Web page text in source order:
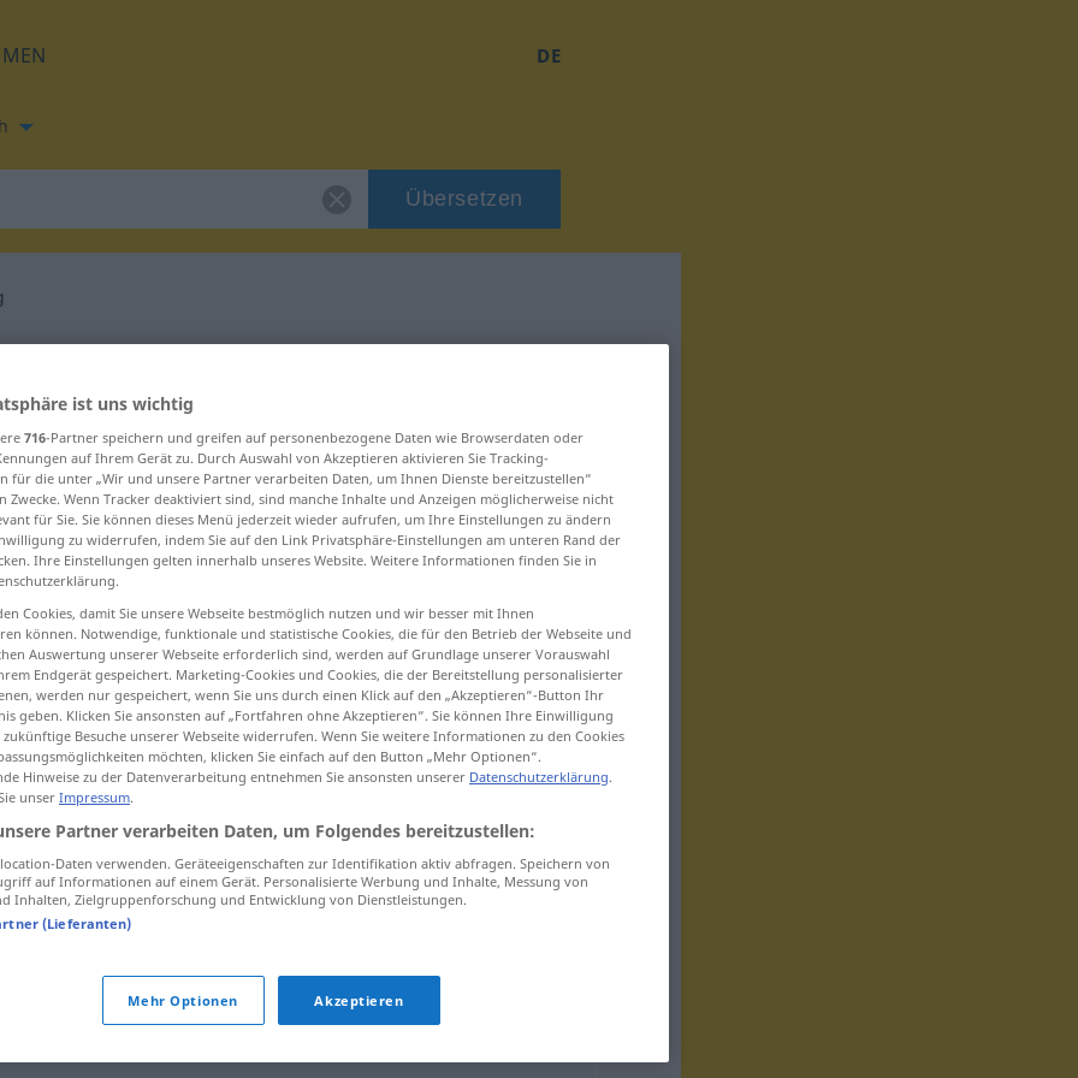
DE
Übersetzen
für "Anschlag"
Anschlagauf +AKK (≈ Attentat)
ist uns wichtig
716-Partner speichern und greifen auf personenbezogene Daten wie Browserdaten oder
auf Ihrem Gerät zu. Durch Auswahl von Akzeptieren aktivieren Sie Tracking-
für die unter „Wir und unsere Partner verarbeiten Daten, um Ihnen Dienste bereitzustellen“
Zwecke. Wenn Tracker deaktiviert sind, sind manche Inhalte und Anzeigen möglicherweise nicht
für Sie. Sie können dieses Menü jederzeit wieder aufrufen, um Ihre Einstellungen zu ändern
zu widerrufen, indem Sie auf den Link Privatsphäre-Einstellungen am unteren Rand der
Ihre Einstellungen gelten innerhalb unseres Website. Weitere Informationen finden Sie in
Cookies, damit Sie unsere Webseite bestmöglich nutzen und wir besser mit Ihnen
können. Notwendige, funktionale und statistische Cookies, die für den Betrieb der Webseite und
Auswertung unserer Webseite erforderlich sind, werden auf Grundlage unserer Vorauswahl
Endgerät gespeichert. Marketing-Cookies und Cookies, die der Bereitstellung personalisierter
werden nur gespeichert, wenn Sie uns durch einen Klick auf den „Akzeptieren“-Button Ihr
geben. Klicken Sie ansonsten auf „Fortfahren ohne Akzeptieren“. Sie können Ihre Einwilligung
Besuche unserer Webseite widerrufen. Wenn Sie weitere Informationen zu den Cookies
möchten, klicken Sie einfach auf den Button „Mehr Optionen“.
Hinweise zu der Datenverarbeitung entnehmen Sie ansonsten unserer Datenschutzerklärung.
unser Impressum.
Partner verarbeiten Daten, um Folgendes bereitzustellen:
Daten verwenden. Geräteeigenschaften zur Identifikation aktiv abfragen. Speichern von
auf Informationen auf einem Gerät. Personalisierte Werbung und Inhalte, Messung von
Inhalten, Zielgruppenforschung und Entwicklung von Dienstleistungen.
(Lieferanten)
Mehr Optionen Akzeptieren